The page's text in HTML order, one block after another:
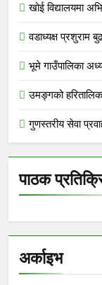
खोई विद्यालयमा
वडाध्यक्ष प्रशुराम
भूमे गाउँपालिका
उमङ्गको
गुणस्तरीय सेवा
पाठक
अर्काइभ